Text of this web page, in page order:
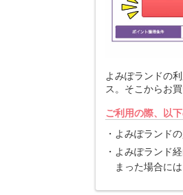
よみぽランドの
ス。そこからお
ご利用の際、以
よみぽランド
よみぽランド
まった場合に